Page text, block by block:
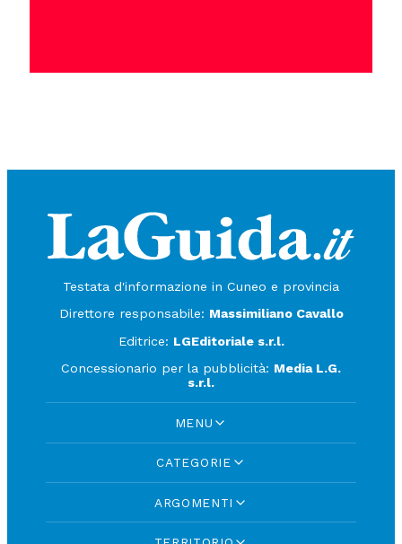
Testata d'informazione in Cuneo e provincia
Direttore responsabile: Massimiliano Cavallo
Editrice: LGEditoriale s.r.l.
Concessionario per la pubblicità: Media L.G.
s.r.l.
MENU
CATEGORIE
ARGOMENTI